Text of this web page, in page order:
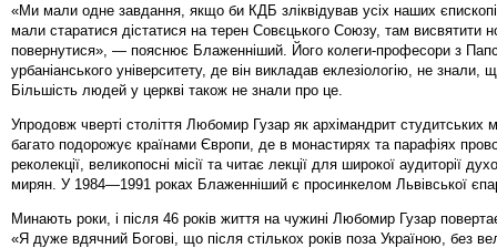
«Ми мали одне завдання, якщо би КДБ зліквідував усіх наших
мали старатися дістатися на терен Совєцького Союзу, там висвятити
повернутися», — пояснює Блаженніший. Його колеги-професори з
урбаніанського університету, де він викладав еклезіологію, не знали,
Більшість людей у церкві також не знали про це.
Упродовж чверті століття Любомир Гузар як архімандрит студитських
багато подорожує країнами Європи, де в монастирях та парафіях
реколекції, великопосні місії та читає лекції для широкої аудиторії
мирян. У 1984—1991 роках Блаженніший є просинкелом Львівської
Минають роки, і після 46 років життя на чужині Любомир Гузар
«Я дуже вдячний Богові, що після стількох років поза Україною, без